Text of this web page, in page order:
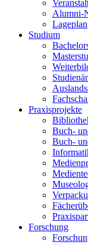
Alumni-
Lageplan
Studium
Praxisprojekte
Buch-
Buch-
Forschung